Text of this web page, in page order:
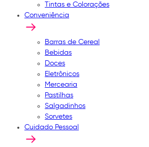
Tintas e Colorações
Conveniência
Barras de Cereal
Bebidas
Doces
Eletrônicos
Mercearia
Pastilhas
Salgadinhos
Sorvetes
Cuidado Pessoal